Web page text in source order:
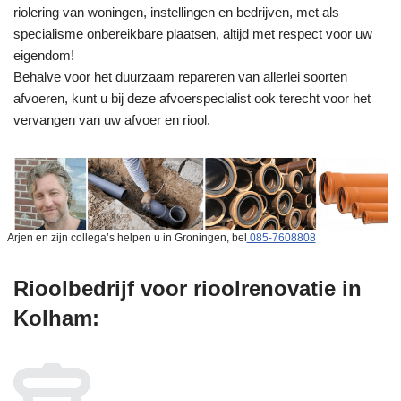
riolering van woningen, instellingen en bedrijven, met als
specialisme onbereikbare plaatsen, altijd met respect voor uw
eigendom!
Behalve voor het duurzaam repareren van allerlei soorten
afvoeren, kunt u bij deze afvoerspecialist ook terecht voor het
vervangen van uw afvoer en riool.
Arjen en zijn collega’s helpen u in Groningen, bel 085-7608808
Rioolbedrijf voor rioolrenovatie in
Kolham: